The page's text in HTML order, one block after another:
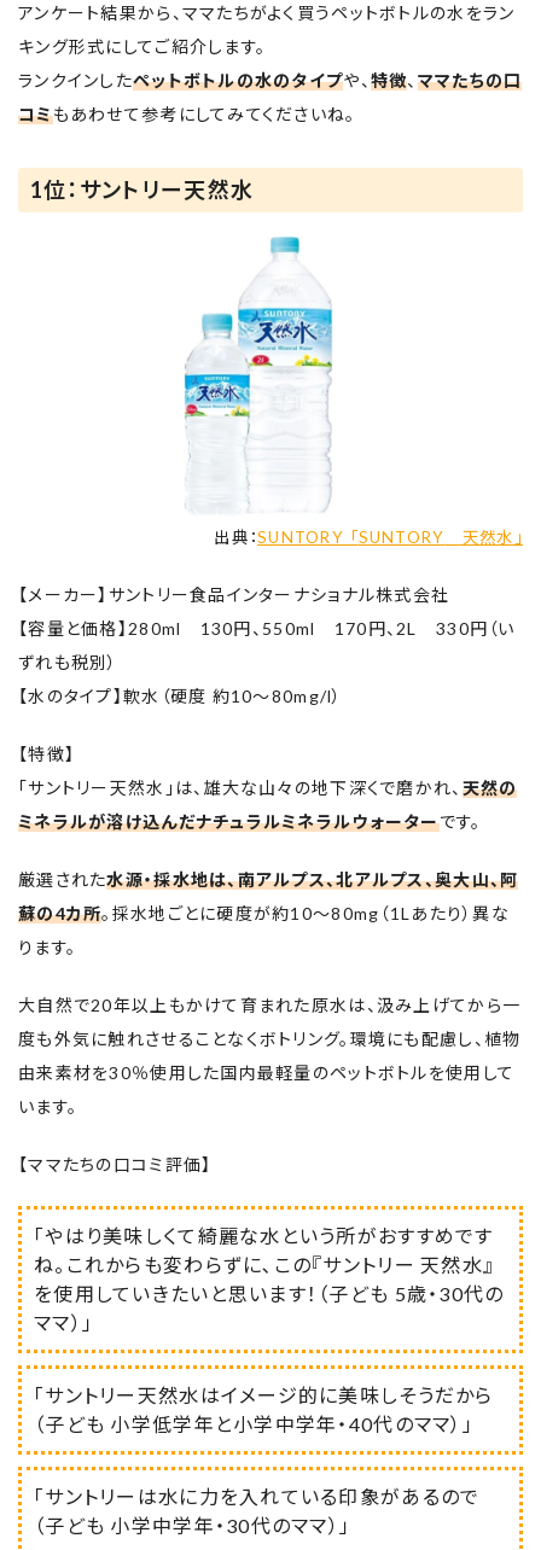
アンケート結果から、ママたちがよく買うペットボトルの水をラン
キング形式にしてご紹介します。
ランクインしたペットボトルの水のタイプや、 特徴、 ママたちの口
コミもあわせて参考にしてみてくださいね。
1位：サントリー天然水
出典：SUNTORY 「SUNTORY 天然水」
【メーカー】サントリー食品インターナショナル株式会社
【容量と価格】280ml 130円、550ml 170円、2L 330円（い
ずれも税別）
【水のタイプ】軟水（硬度 約10～80mg/l）
【特徴】
「サントリー天然水」は、雄大な山々の地下深くで磨かれ、 天然の
ミネラルが溶け込んだナチュラルミネラルウォーターです。
厳選された水源・採水地は、南アルプス、北アルプス、奥大山、阿
蘇の4カ所。採水地ごとに硬度が約10～80mg（1Lあたり）異な
ります。
大自然で20年以上もかけて育まれた原水は、汲み上げてから一
度も外気に触れさせることなくボトリング。環境にも配慮し、植物
由来素材を30％使用した国内最軽量のペットボトルを使用して
います。
【ママたちの口コミ評価】
「やはり美味しくて綺麗な水という所がおすすめです
ね。これからも変わらずに､この『サントリー 天然水』
を使用していきたいと思います！（子ども 5歳・30代の
ママ）」
「サントリー天然水はイメージ的に美味しそうだから
（子ども 小学低学年と小学中学年・40代のママ）」
「サントリーは水に力を入れている印象があるので
（子ども 小学中学年・30代のママ）」